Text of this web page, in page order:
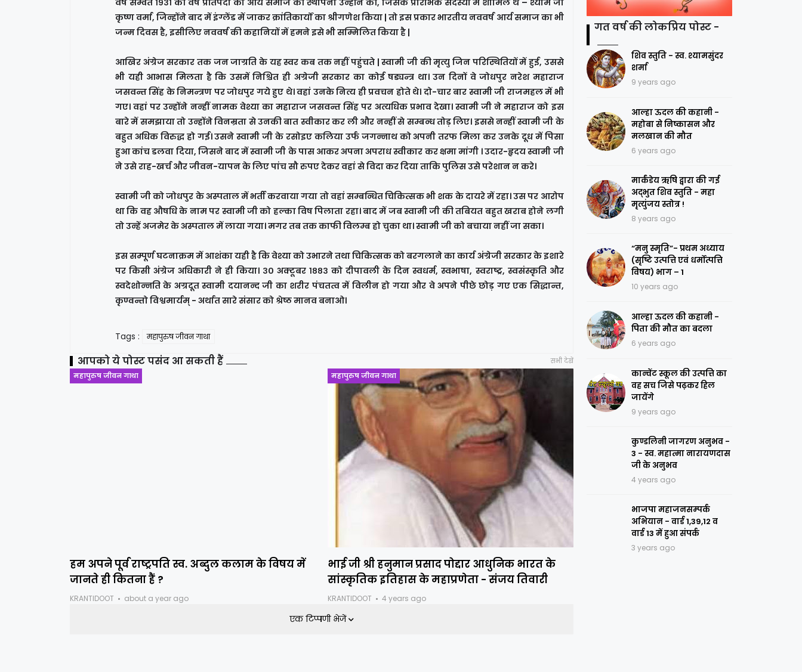
वर्ष सम्वत १९३१ की वर्ष प्रतिपदा को आर्य समाज की स्थापना उन्होंने की, जिसके प्रारंभिक सदस्यों में शामिल थे – श्याम जी
कृष्ण वर्मा, जिन्होंने बाद में इंग्लेंड में जाकर क्रांतिकार्यों का श्रीगणेश किया | तो इस प्रकार भारतीय नववर्ष आर्य समाज का भी
जन्म दिवस है, इसीलिए नववर्ष की कहानियों में हमने इसे भी सम्मिलित किया है |
आखिर अंग्रेज सरकार तक जन जाग्रति के यह स्वर कब तक नहीं पहुंचते | स्वामी जी की मृत्यु जिन परिस्थितियों में हुई, उससे
भी यही आभास मिलता है कि उसमें निश्चित ही अग्रेजी सरकार का कोई षड्यन्त्र था। उन दिनों वे जोधपुर नरेश महाराज
जसवन्त सिंह के निमन्त्रण पर जोधपुर गये हुए थे। वहां उनके नित्य ही प्रवचन होते थे। दो-चार बार स्वामी जी राजमहल में भी
गए। वहां पर उन्होंने नन्हीं नामक वेश्या का महाराज जसवन्त सिंह पर अत्यधिक प्रभाव देखा। स्वामी जी ने महाराज को इस
बारे में समझाया तो उन्होंने विनम्रता से उनकी बात स्वीकार कर ली और नन्हीं से सम्बन्ध तोड़ लिए। इससे नन्हीं स्वामी जी के
बहुत अधिक विरुद्ध हो गई। उसने स्वामी जी के रसोइए कलिया उर्फ जगन्नाथ को अपनी तरफ मिला कर उनके दूध में पिसा
हुआ कांच डलवा दिया, जिसने बाद में स्वामी जी के पास आकर अपना अपराध स्वीकार कर क्षमा मांगी । उदार-हृदय स्वामी जी
ने उसे राह-खर्च और जीवन-यापन के लिए पांच सौ रुपए देकर वहां से विदा कर दिया ताकि पुलिस उसे परेशान न करे।
स्वामी जी को जोधपुर के अस्पताल में भर्ती करवाया गया तो वहां सम्बन्धित चिकित्सक भी शक के दायरे में रहा। उस पर आरोप
था कि वह औषधि के नाम पर स्वामी जी को हल्का विष पिलाता रहा। बाद में जब स्वामी जी की तबियत बहुत खराब होने लगी
तो उन्हें अजमेर के अस्पताल में लाया गया। मगर तब तक काफी विलम्ब हो चुका था। स्वामी जी को बचाया नहीं जा सका।
इस सम्पूर्ण घटनाक्रम में आशंका यही है कि वेश्या को उभारने तथा चिकित्सक को बरगलाने का कार्य अंग्रेजी सरकार के इशारे
पर किसी अंग्रेज अधिकारी ने ही किया। ३० अक्टूबर १८८३ को दीपावली के दिन स्वधर्म, स्वभाषा, स्वराष्ट्र, स्वसंस्कृति और
स्वदेशोन्नति के अग्रदूत स्वामी दयानन्द जी का शरीर पंचतत्व में विलीन हो गया और वे अपने पीछे छोड़ गए एक सिद्धान्त,
कृण्वन्तो विश्वमार्यम् - अर्थात सारे संसार को श्रेष्ठ मानव बनाओ।
Tags : महापुरुष जीवन गाथा
आपको ये पोस्ट पसंद आ सकती हैं सभी देखें
महापुरुष जीवन गाथा
हम अपने पूर्व राष्ट्रपति स्व. अब्दुल कलाम के विषय में
जानते ही कितना हैं ?
KRANTIDOOT about a year ago
महापुरुष जीवन गाथा
भाई जी श्री हनुमान प्रसाद पोद्दार आधुनिक भारत के
सांस्कृतिक इतिहास के महाप्रणेता - संजय तिवारी
KRANTIDOOT 4 years ago
एक टिप्पणी भेजें
गत वर्ष की लोकप्रिय पोस्ट -
शिव स्तुति - स्व. श्यामसुंदर
शर्मा
9 years ago
आल्हा ऊदल की कहानी -
महोबा से निष्कासन और
मलखान की मौत
6 years ago
मार्कंडेय ऋषि द्वारा की गई
अद्भुत शिव स्तुति - महा
मृत्युंजय स्तोत्र !
8 years ago
“मनु स्मृति”- प्रथम अध्याय
(सृष्टि उत्पत्ति एवं धर्मोत्पत्ति
विषय) भाग – 1
10 years ago
आल्हा ऊदल की कहानी -
पिता की मौत का बदला
6 years ago
कान्वेंट स्कूल की उत्पत्ति का
वह सच जिसे पढ़कर हिल
जायेंगे
9 years ago
कुण्डलिनी जागरण अनुभव -
3 - स्व. महात्मा नारायणदास
जी के अनुभव
4 years ago
भाजपा महाजनसम्पर्क
अभियान - वार्ड 1,39,12 व
वार्ड 13 में हुआ संपर्क
3 years ago